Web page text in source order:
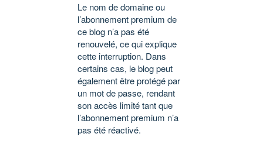
Le nom de domaine ou
l’abonnement premium de
ce blog n’a pas été
renouvelé, ce qui explique
cette interruption. Dans
certains cas, le blog peut
également être protégé par
un mot de passe, rendant
son accès limité tant que
l’abonnement premium n’a
pas été réactivé.